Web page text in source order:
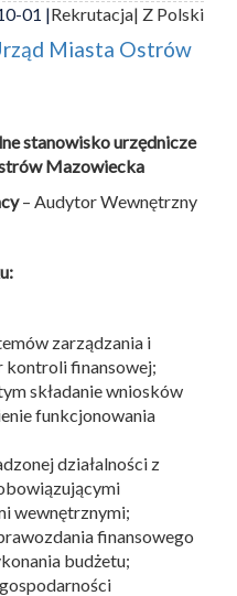
01 |Rekrutacja| Z Polski
Miasta Ostrów
stanowisko urzędnicze
Mazowiecka
– Audytor Wewnętrzny
zarządzania i
kontroli finansowej;
składanie wniosków
funkcjonowania
działalności z
wewnętrznymi;
finansowego
budżetu;